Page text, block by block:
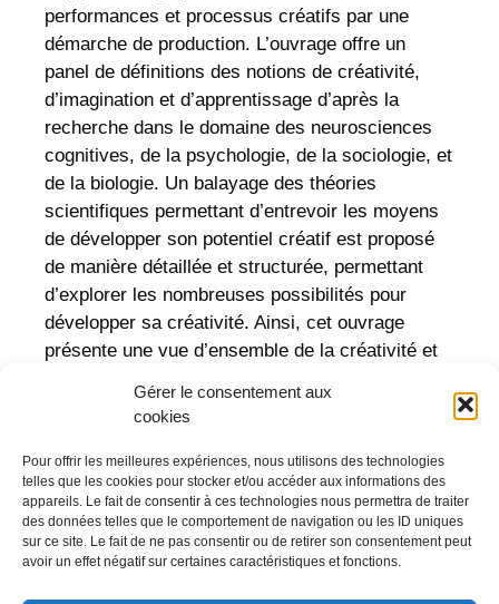
Gérer le consentement aux
cookies
Pour offrir les meilleures expériences, nous utilisons des technologies
telles que les cookies pour stocker et/ou accéder aux informations des
appareils. Le fait de consentir à ces technologies nous permettra de traiter
des données telles que le comportement de navigation ou les ID uniques
sur ce site. Le fait de ne pas consentir ou de retirer son consentement peut
avoir un effet négatif sur certaines caractéristiques et fonctions.
performances et processus créatifs par une
démarche de production. L’ouvrage offre un
panel de définitions des notions de créativité,
d’imagination et d’apprentissage d’après la
recherche dans le domaine des neurosciences
cognitives, de la psychologie, de la sociologie, et
de la biologie. Un balayage des théories
scientifiques permettant d’entrevoir les moyens
de développer son potentiel créatif est proposé
de manière détaillée et structurée, permettant
d’explorer les nombreuses possibilités pour
développer sa créativité. Ainsi, cet ouvrage
présente une vue d’ensemble de la créativité et
créatif dans le contexte scolaire et de la
Télécharger la fiche de lecture.